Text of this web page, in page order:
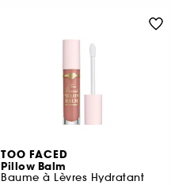
TOO FACED
Pillow Balm
Baume à Lèvres Hydratant